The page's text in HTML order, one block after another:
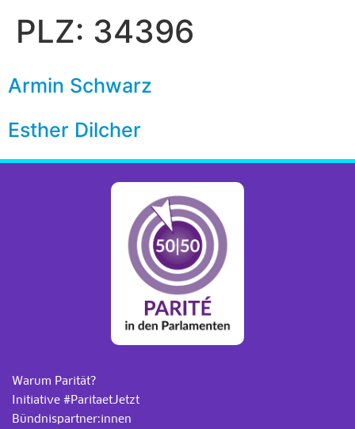
PLZ: 34396
Armin Schwarz
Esther Dilcher
Warum Parität?
Initiative #ParitaetJetzt
Bündnispartner:innen